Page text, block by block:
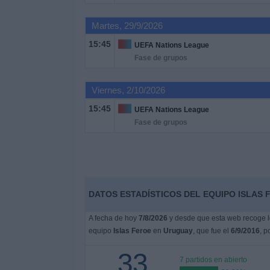
Martes, 29/9/2026
15:45
UEFA Nations League
Fase de grupos
Viernes, 2/10/2026
15:45
UEFA Nations League
Fase de grupos
DATOS ESTADÍSTICOS DEL EQUIPO ISLAS
A fecha de hoy 7/8/2026 y desde que esta web recoge
equipo Islas Feroe en Uruguay, que fue el 6/9/2016,
33
7 partidos en abierto